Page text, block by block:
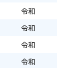
令和
令和
令和
令和